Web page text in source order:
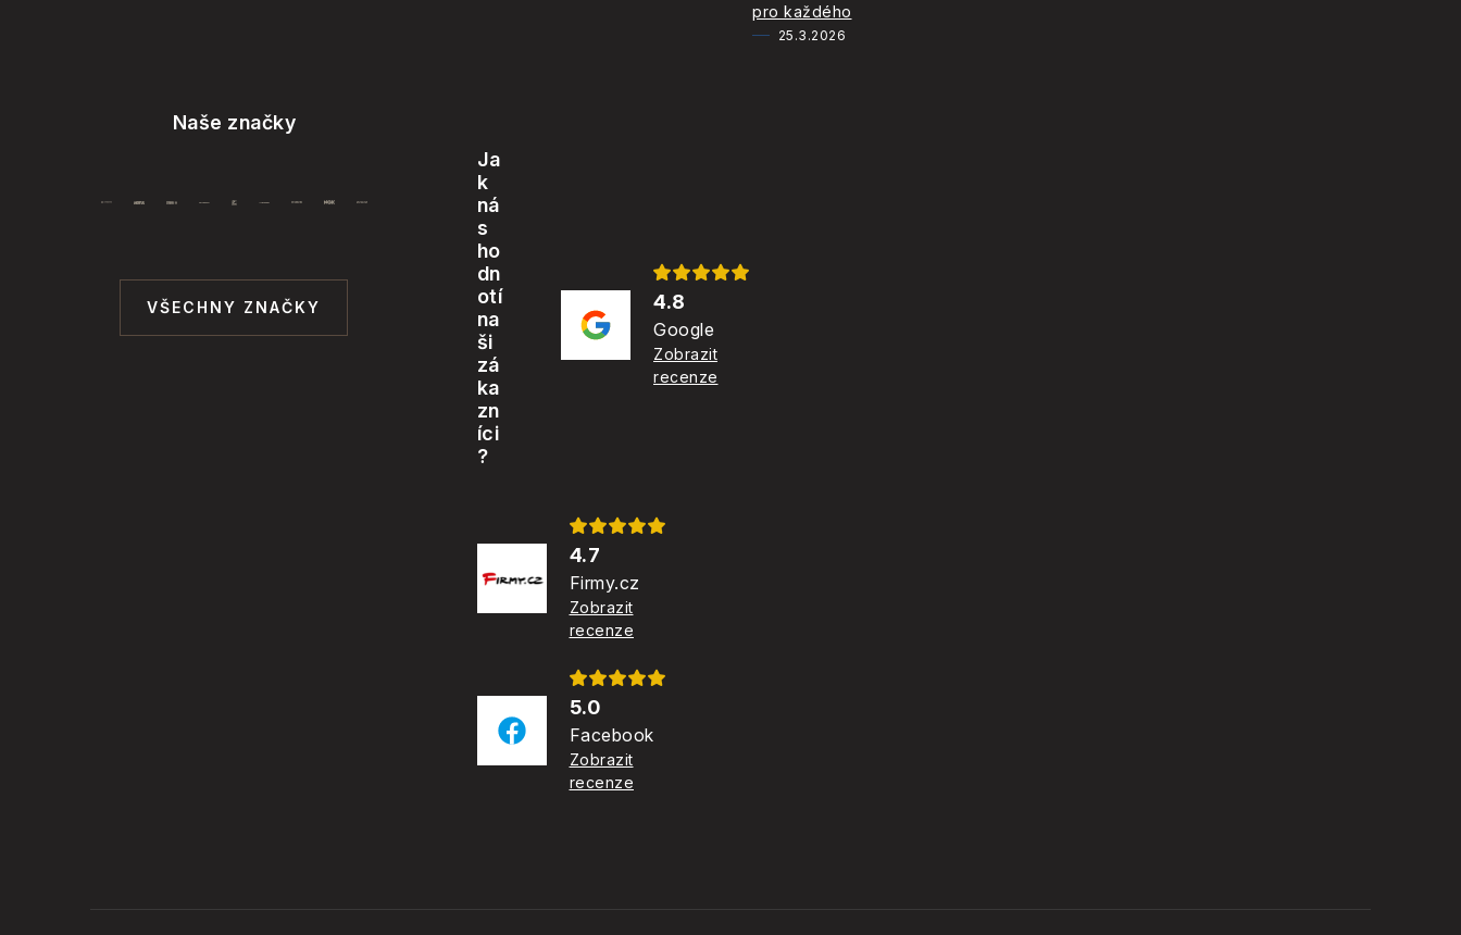
pro každého
25.3.2026
Naše značky
VŠECHNY ZNAČKY
Ja
k
ná
s
ho
dn
otí
na
ši
zá
ka
zn
íci
?
4.8
Google
Zobrazit
recenze
4.7
Firmy.cz
Zobrazit
recenze
5.0
Facebook
Zobrazit
recenze